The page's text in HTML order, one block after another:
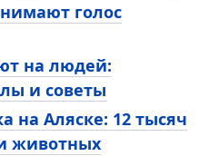
голос
на людей:
и советы
на Аляске: 12 тысяч
животных